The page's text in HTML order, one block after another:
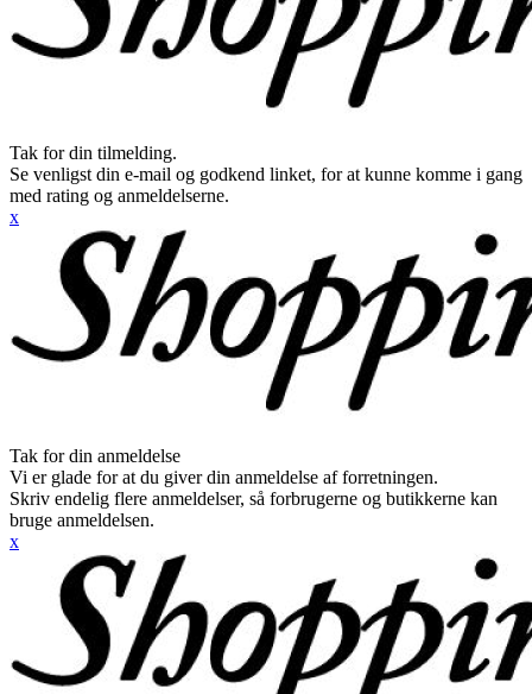
Tak for din tilmelding.
Se venligst din e-mail og godkend linket, for at kunne komme i gang
med rating og anmeldelserne.
x
Tak for din anmeldelse
Vi er glade for at du giver din anmeldelse af forretningen.
Skriv endelig flere anmeldelser, så forbrugerne og butikkerne kan
bruge anmeldelsen.
x